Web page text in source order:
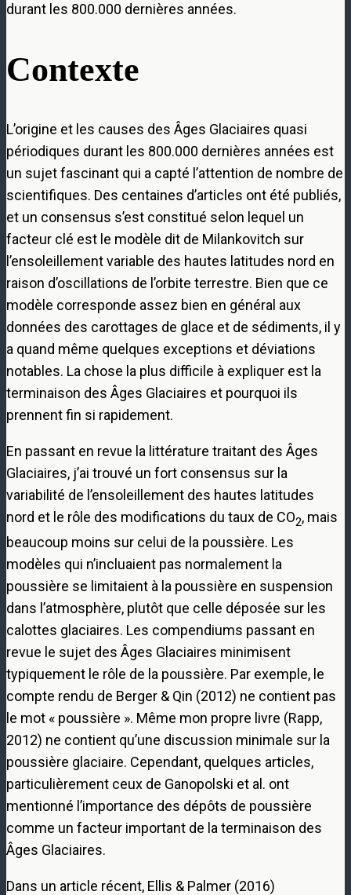
durant les 800.000 dernières années.
Contexte
L’origine et les causes des Âges Glaciaires quasi
périodiques durant les 800.000 dernières années est
un sujet fascinant qui a capté l’attention de nombre de
scientifiques. Des centaines d’articles ont été publiés,
et un consensus s’est constitué selon lequel un
facteur clé est le modèle dit de Milankovitch sur
l’ensoleillement variable des hautes latitudes nord en
raison d’oscillations de l’orbite terrestre. Bien que ce
modèle corresponde assez bien en général aux
données des carottages de glace et de sédiments, il y
a quand même quelques exceptions et déviations
notables. La chose la plus difficile à expliquer est la
terminaison des Âges Glaciaires et pourquoi ils
prennent fin si rapidement.
En passant en revue la littérature traitant des Âges
Glaciaires, j’ai trouvé un fort consensus sur la
variabilité de l’ensoleillement des hautes latitudes
nord et le rôle des modifications du taux de CO2, mais
beaucoup moins sur celui de la poussière. Les
modèles qui n’incluaient pas normalement la
poussière se limitaient à la poussière en suspension
dans l’atmosphère, plutôt que celle déposée sur les
calottes glaciaires. Les compendiums passant en
revue le sujet des Âges Glaciaires minimisent
typiquement le rôle de la poussière. Par exemple, le
compte rendu de Berger & Qin (2012) ne contient pas
le mot « poussière ». Même mon propre livre (Rapp,
2012) ne contient qu’une discussion minimale sur la
poussière glaciaire. Cependant, quelques articles,
particulièrement ceux de Ganopolski et al. ont
mentionné l’importance des dépôts de poussière
comme un facteur important de la terminaison des
Âges Glaciaires.
Dans un article récent, Ellis & Palmer (2016)